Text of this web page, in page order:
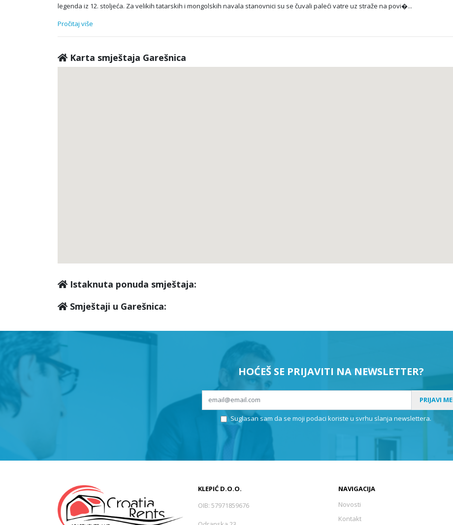
legenda iz 12. stoljeća. Za velikih tatarskih i mongolskih navala stanovnici su se čuvali paleći vatre uz straže na povi�...
Pročitaj više
Karta smještaja Garešnica
Istaknuta ponuda smještaja:
Smještaji u Garešnica:
HOĆEŠ SE PRIJAVITI NA NEWSLETTER?
PRIJAVI ME
Suglasan sam da se moji podaci koriste u svrhu slanja newslettera.
KLEPIĆ D.O.O.
OIB: 57971859676
NAVIGACIJA
Novosti
Kontakt